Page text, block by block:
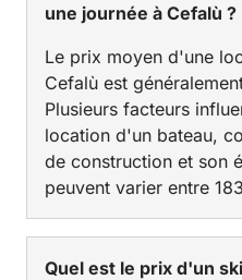
une journée à Cefalù ?
Le prix moyen d'une
Cefalù est
Plusieurs facteurs
location d'un bateau,
de construction et son
peuvent varier entre
Quel est le prix d'un